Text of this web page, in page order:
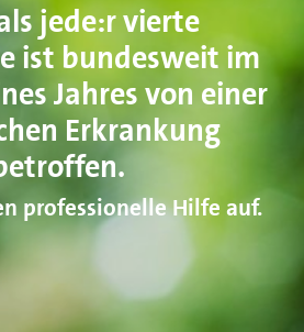
jede:r vierte
ist bundesweit im
Jahres von einer
Erkrankung
professionelle Hilfe auf.